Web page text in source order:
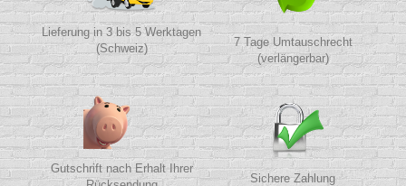
Lieferung in 3 bis 5 Werktagen
(Schweiz)
7 Tage Umtauschrecht
(verlängerbar)
Gutschrift nach Erhalt Ihrer
Sichere Zahlung